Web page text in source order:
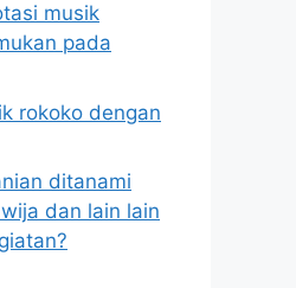
musik
pada
rokoko dengan
ditanami
dan lain lain